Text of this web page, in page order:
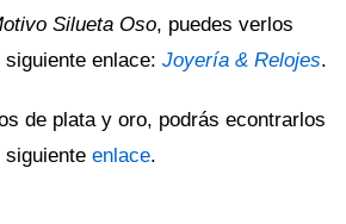
Silueta Oso, puedes verlos
enlace: Joyería & Relojes.
de plata y oro, podrás econtrarlos
siguiente enlace.